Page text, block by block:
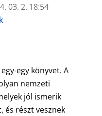
03. 2. 18:54
egy könyvet. A
nemzeti
jól ismerik
és részt vesznek